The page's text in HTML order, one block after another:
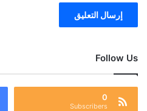
Follow Us
0
Subscribers